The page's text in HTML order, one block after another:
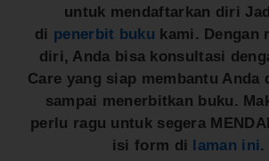
untuk mendaftarkan diri
di penerbit buku kami. Dengan
diri, Anda bisa konsultasi
Care yang siap membantu Anda
sampai menerbitkan buku.
perlu ragu untuk segera
isi form di laman ini.